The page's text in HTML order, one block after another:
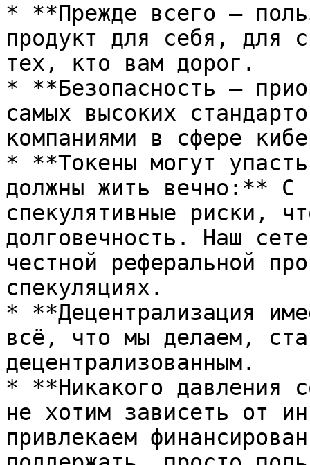
* **Прежде всего —
продукт для себя, для
тех, кто вам дорог.
* **Безопасность —
самых высоких
компаниями в сфере
* **Токены могут
должны жить вечно:** С
спекулятивные риски,
долговечность. Наш
честной реферальной
спекуляциях.
* **Децентрализация
всё, что мы делаем,
децентрализованным.
* **Никакого давления
не хотим зависеть от
привлекаем